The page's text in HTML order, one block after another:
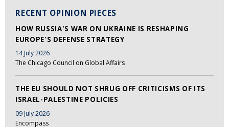
RECENT OPINION PIECES
HOW RUSSIA'S WAR ON UKRAINE IS RESHAPING
EUROPE'S DEFENSE STRATEGY
14 July 2026
The Chicago Council on Global Affairs
THE EU SHOULD NOT SHRUG OFF CRITICISMS OF ITS
ISRAEL-PALESTINE POLICIES
09 July 2026
Encompass